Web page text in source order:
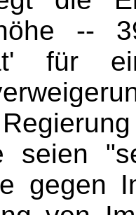
--
für
seien
gegen